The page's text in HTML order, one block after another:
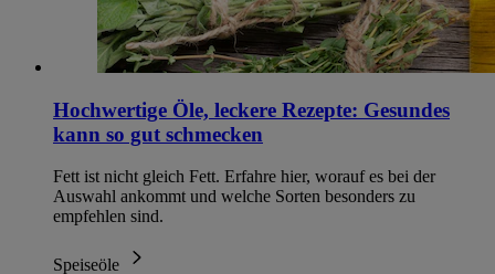
Hochwertige Öle, leckere Rezepte: Gesundes
kann so gut schmecken
Fett ist nicht gleich Fett. Erfahre hier, worauf es bei der
Auswahl ankommt und welche Sorten besonders zu
empfehlen sind.
Speiseöle